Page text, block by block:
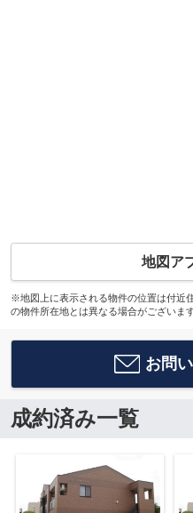
地図ア
※地図上に表示される物件の位置は付近
の物件所在地とは異なる場合がございます
お問
成約済み一覧